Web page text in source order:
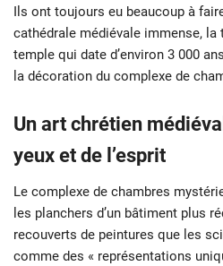
Ils ont toujours eu beaucoup à
cathédrale médiévale immense, la
temple qui date d’environ 3 000
la décoration du complexe de
Un art chrétien
yeux et de l’esprit
Le complexe de chambres
les planchers d’un bâtiment plus
recouverts de peintures que les
comme des « représentations